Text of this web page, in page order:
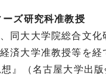
ズ研究科准教授
同大大学院総合文化
済大学准教授等を
』（名古屋大学出